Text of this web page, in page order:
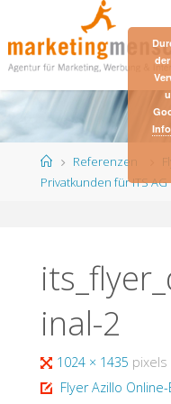
content
HomeReferenzen
Privatkunden für ITS AG
inal-2
Full
size
1024 × 1435 pixels
Flyer Azillo